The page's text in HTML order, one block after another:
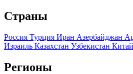
Страны
Россия Турция Иран Азербайджан
Израиль Казахстан Узбекистан Китай
Регионы